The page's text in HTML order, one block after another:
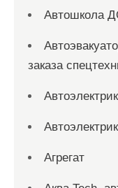
Автошкола
заказа
Агрегат